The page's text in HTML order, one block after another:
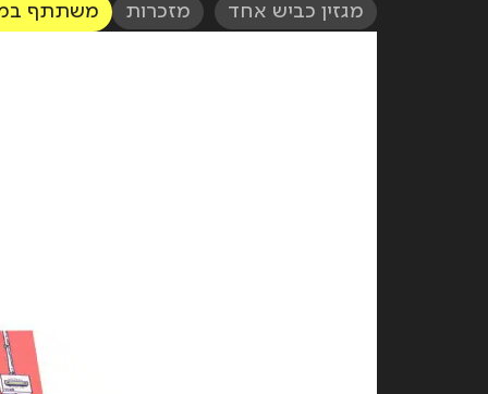
מגזין כביש אחד מזכרות משתתף במבצע 40% הנחה